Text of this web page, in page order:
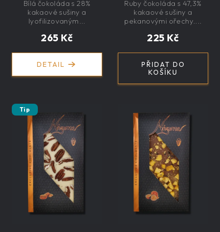
265 Kč
DETAIL
Bílá čokoláda s 28%
kakaové sušiny a
lyofilizovaným...
řemeslná,
exkluzivní, dárková
225 Kč
PŘIDAT DO
KOŠÍKU
Ruby čokoláda s 47,3%
kakaové sušiny a
pekanovými ořechy....
Tip